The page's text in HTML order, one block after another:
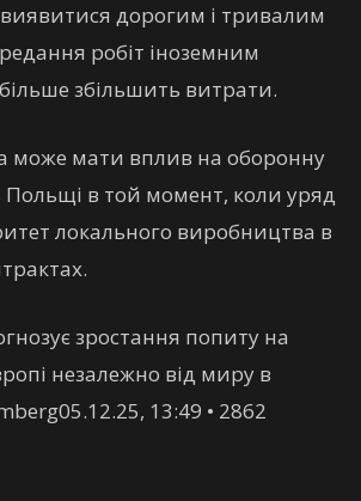
дорогим і тривалим
робіт іноземним
збільшить витрати.
може мати вплив на оборонну
Польщі в той момент, коли уряд
локального виробництва в
зростання попиту на
незалежно від миру в
13:49 • 2862